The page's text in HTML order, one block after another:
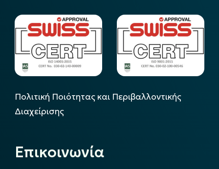
Πολιτική Ποιότητας και Περιβαλλοντικής
Διαχείρισης
Επικοινωνία